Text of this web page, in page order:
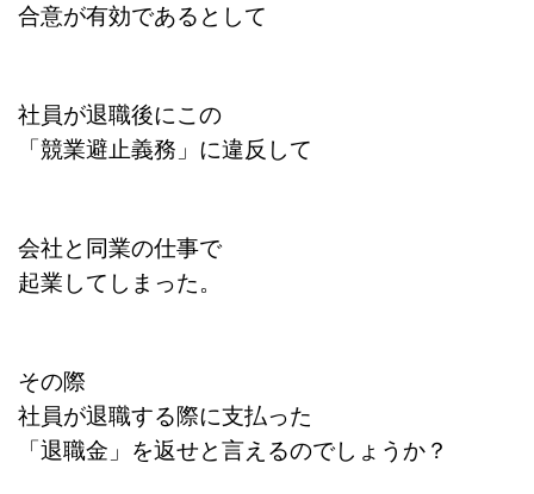
合意が有効であるとして
社員が退職後にこの
「競業避止義務」に違反して
会社と同業の仕事で
起業してしまった。
その際
社員が退職する際に支払った
「退職金」を返せと言えるのでしょうか？